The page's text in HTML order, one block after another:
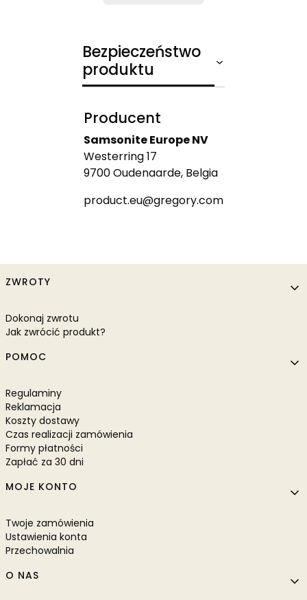
Bezpieczeństwo
produktu
Producent
Samsonite Europe NV
Westerring 17
9700 Oudenaarde, Belgia
product.eu@gregory.com
Linki w stopce
ZWROTY
Dokonaj zwrotu
Jak zwrócić produkt?
POMOC
Regulaminy
Reklamacja
Koszty dostawy
Czas realizacji zamówienia
Formy płatności
Zapłać za 30 dni
MOJE KONTO
Twoje zamówienia
Ustawienia konta
Przechowalnia
O NAS